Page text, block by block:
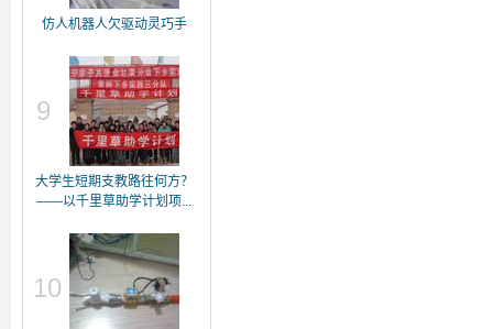
仿人机器人欠驱动灵巧手
9
大学生短期支教路往何方？
——以千里草助学计划项...
10